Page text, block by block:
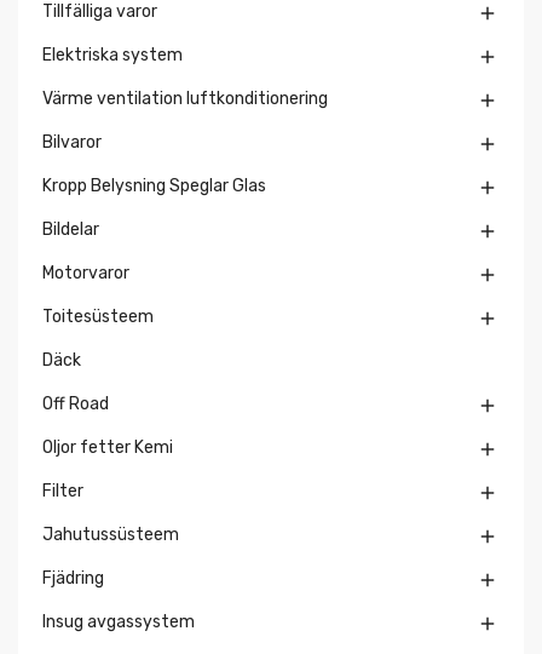
Tillfälliga varor 
Elektriska system 
Värme ventilation luftkonditionering 
Bilvaror 
Kropp Belysning Speglar Glas 
Bildelar 
Motorvaror 
Toitesüsteem 
Däck
Off Road 
Oljor fetter Kemi 
Filter 
Jahutussüsteem 
Fjädring 
Insug avgassystem 